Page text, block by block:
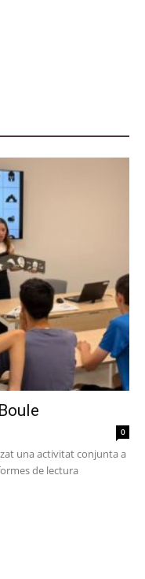
0
una activitat conjunta a
de lectura